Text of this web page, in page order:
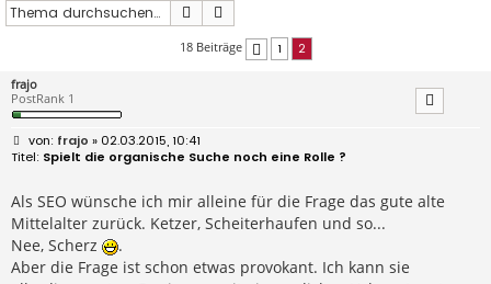
Suche
18 Beiträge Vorherige
1 2
frajo
PostRank 1
B
e
i
r
a
g
frajo » 02.03.2015, 10:41
Spielt die organische Suche noch eine Rolle ?
Als SEO wünsche ich mir alleine für die Frage das gute alte
Mittelalter zurück. Ketzer, Scheiterhaufen und so...
Nee, Scherz
.
Aber die Frage ist schon etwas provokant. Ich kann sie